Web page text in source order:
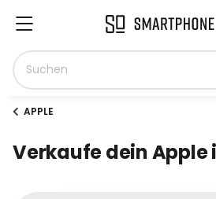
APPLE
Verkaufe dein Apple